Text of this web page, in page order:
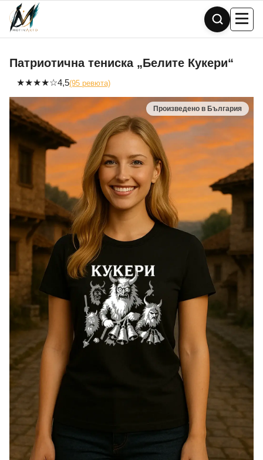
Skip
content
Патриотична тениска „Белите Кукери“
★★★★☆4,5(95 ревюта)